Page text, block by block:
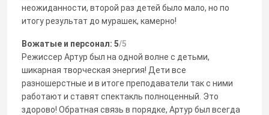
неожиданности, второй раз детей было мало, но по
итогу результат до мурашек, камерно!
Вожатые и персонал: 5/5
Режиссер Артур был на одной волне с детьми,
шикарная творческая энергия! Дети все
разношерстные и в итоге преподаватели так с ними
работают и ставят спектакль полноценный. Это
здорово! Обратная связь в порядке, Артур был всегда